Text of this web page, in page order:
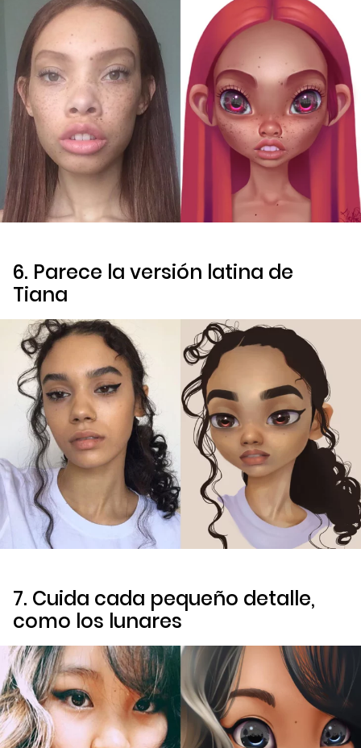
6. Parece la versión latina de
Tiana
7. Cuida cada pequeño detalle,
como los lunares